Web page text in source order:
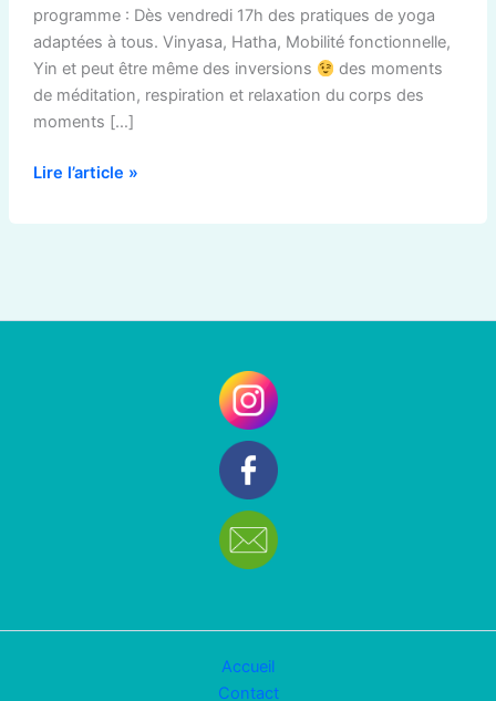
programme : Dès vendredi 17h des pratiques de yoga
adaptées à tous. Vinyasa, Hatha, Mobilité fonctionnelle,
Yin et peut être même des inversions
des moments
de méditation, respiration et relaxation du corps des
moments […]
Lire l’article »
Accueil
Contact